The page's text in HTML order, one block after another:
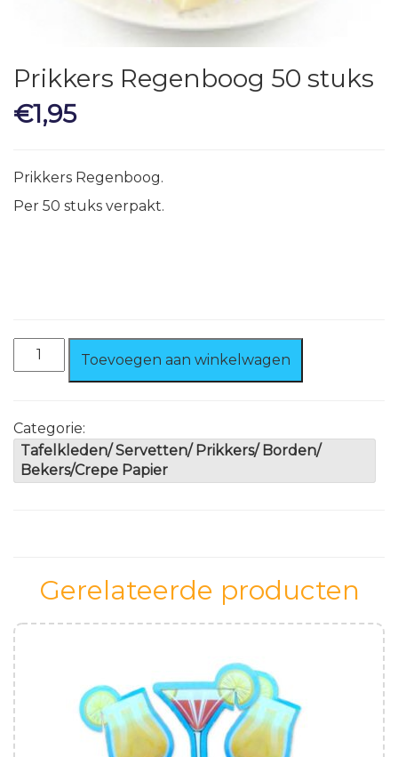
Prikkers Regenboog 50 stuks
€1,95
Prikkers Regenboog.
Per 50 stuks verpakt.
Prikkers
Regenboog
aantal
Toevoegen aan winkelwagen
Categorie:
Tafelkleden/ Servetten/ Prikkers/ Borden/
Bekers/Crepe Papier
Gerelateerde producten